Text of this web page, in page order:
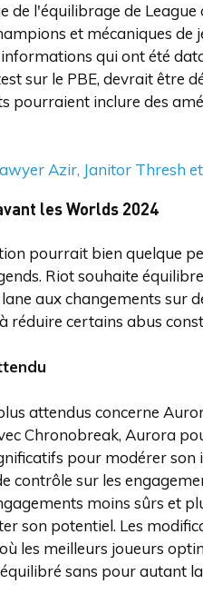
de l'équilibrage de
et mécaniques
qui ont été
sur le PBE, devrait être
pourraient inclure des
Azir, Janitor Thresh
les Worlds 2024
pourrait bien quelque
Riot souhaite
aux changements sur
réduire certains abus
attendus concerne
Chronobreak, Aurora
pour modérer
contrôle sur les
moins sûrs et
son potentiel. Les
les meilleurs joueurs
sans pour autant